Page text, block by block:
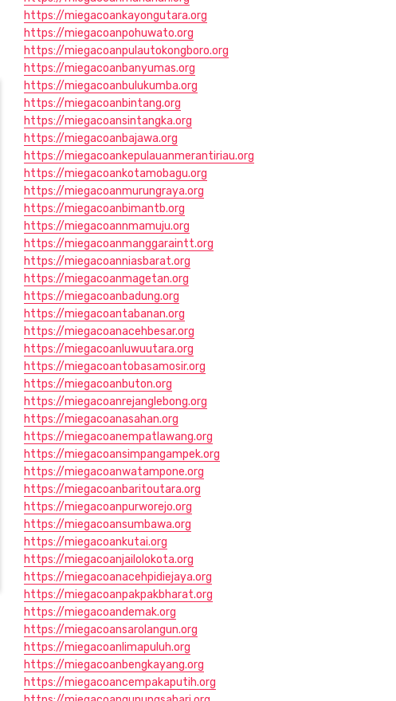
https://miegacoankayongutara.org
https://miegacoanpohuwato.org
https://miegacoanpulautokongboro.org
https://miegacoanbanyumas.org
https://miegacoanbulukumba.org
https://miegacoanbintang.org
https://miegacoansintangka.org
https://miegacoanbajawa.org
https://miegacoankepulauanmerantiriau.org
https://miegacoankotamobagu.org
https://miegacoanmurungraya.org
https://miegacoanbimantb.org
https://miegacoannmamuju.org
https://miegacoanmanggaraintt.org
https://miegacoanniasbarat.org
https://miegacoanmagetan.org
https://miegacoanbadung.org
https://miegacoantabanan.org
https://miegacoanacehbesar.org
https://miegacoanluwuutara.org
https://miegacoantobasamosir.org
https://miegacoanbuton.org
https://miegacoanrejanglebong.org
https://miegacoanasahan.org
https://miegacoanempatlawang.org
https://miegacoansimpangampek.org
https://miegacoanwatampone.org
https://miegacoanbaritoutara.org
https://miegacoanpurworejo.org
https://miegacoansumbawa.org
https://miegacoankutai.org
https://miegacoanjailolokota.org
https://miegacoanacehpidiejaya.org
https://miegacoanpakpakbharat.org
https://miegacoandemak.org
https://miegacoansarolangun.org
https://miegacoanlimapuluh.org
https://miegacoanbengkayang.org
https://miegacoancempakaputih.org